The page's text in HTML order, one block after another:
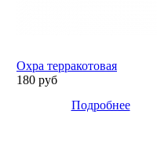
Охра терракотовая
180 руб
Подробнее